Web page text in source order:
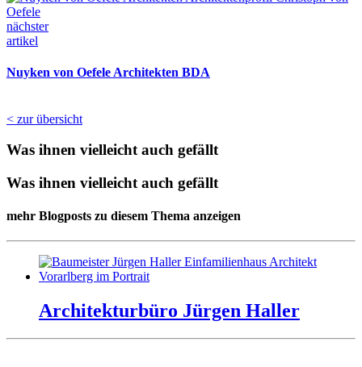
nächster
artikel
Nuy­ken von Oefe­le Ar­chi­tek­ten BDA
< zur übersicht
Was ihnen vielleicht auch gefällt
Was ihnen vielleicht auch gefällt
mehr Blogposts zu diesem Thema anzeigen
Ar­chi­tek­turbüro Jürgen Hal­ler